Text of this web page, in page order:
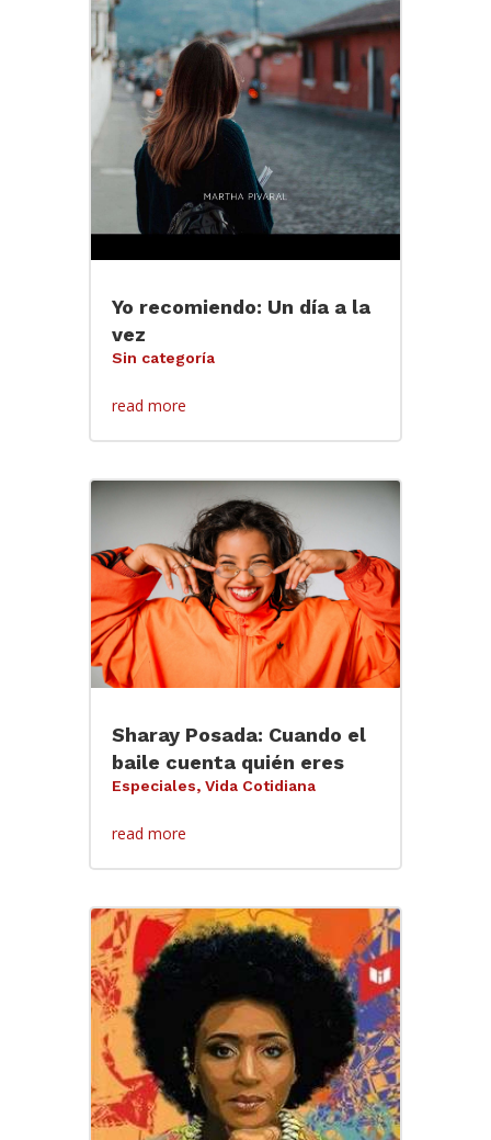
Yo recomiendo: Un día a la
vez
Sin categoría
read more
Sharay Posada: Cuando el
baile cuenta quién eres
Especiales, Vida Cotidiana
read more